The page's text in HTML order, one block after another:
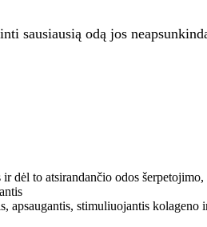
sausiausią odą jos
dėl to atsirandančio odos
stimuliuojantis kolageno